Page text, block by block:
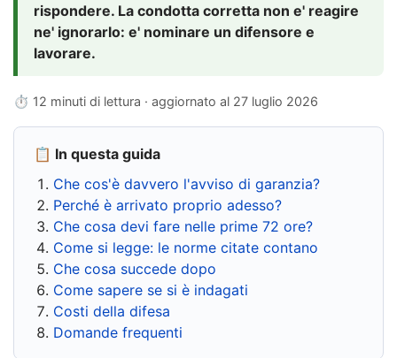
rispondere. La condotta corretta non e' reagire
ne' ignorarlo: e' nominare un difensore e
lavorare.
⏱ 12 minuti di lettura · aggiornato al 27 luglio 2026
📋 In questa guida
Che cos'è davvero l'avviso di garanzia?
Perché è arrivato proprio adesso?
Che cosa devi fare nelle prime 72 ore?
Come si legge: le norme citate contano
Che cosa succede dopo
Come sapere se si è indagati
Costi della difesa
Domande frequenti